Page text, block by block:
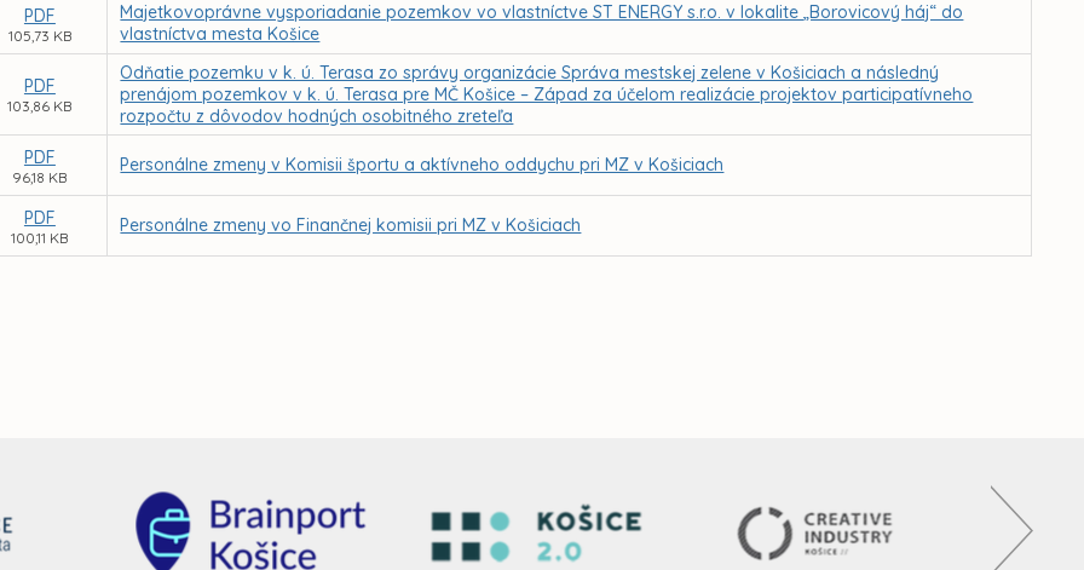
PDF
105,73 KB
Majetkovoprávne vysporiadanie pozemkov vo vlastníctve ST ENERGY s.r.o. v lokalite „Borovicový háj“ do
vlastníctva mesta Košice
PDF
103,86 KB
Odňatie pozemku v k. ú. Terasa zo správy organizácie Správa mestskej zelene v Košiciach a následný
prenájom pozemkov v k. ú. Terasa pre MČ Košice – Západ za účelom realizácie projektov participatívneho
rozpočtu z dôvodov hodných osobitného zreteľa
PDF
96,18 KB
Personálne zmeny v Komisii športu a aktívneho oddychu pri MZ v Košiciach
PDF
100,11 KB
Personálne zmeny vo Finančnej komisii pri MZ v Košiciach